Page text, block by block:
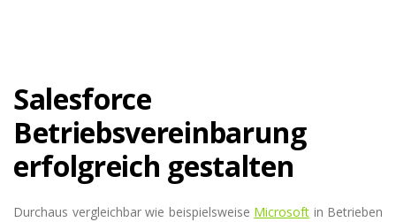
Salesforce
Betriebsvereinbarung
erfolgreich gestalten
Durchaus vergleichbar wie beispielsweise Microsoft in Betrieben